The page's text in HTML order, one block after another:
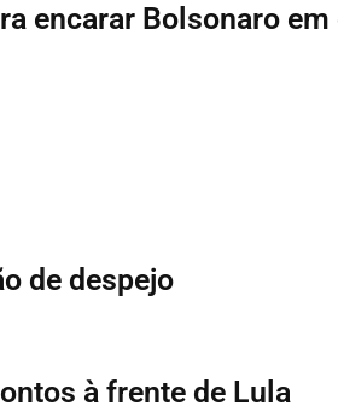
encarar Bolsonaro
de despejo
à frente de Lula